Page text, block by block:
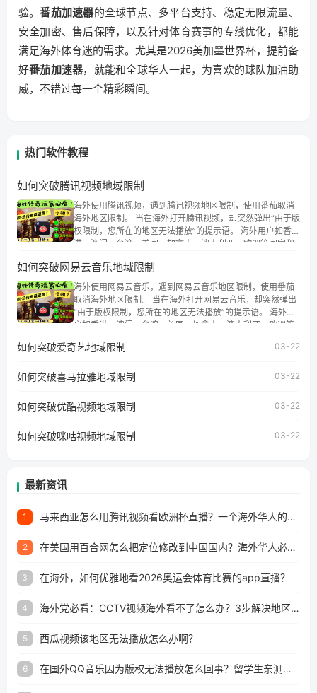
验。番茄加速器的全球节点、多平台支持、稳定无限流量、
安全加密、售后保障，以及针对体育赛事的专线优化，都能
满足海外体育迷的需求。尤其是2026美加墨世界杯，提前备
好番茄加速器，就能和全球华人一起，为喜欢的球队加油助
威，不错过每一个精彩瞬间。
热门软件教程
如何突破腾讯视频地域限制
海外使用腾讯视频，遇到腾讯视频地区限制，使用番茄取消
海外地区限制。 当在海外打开腾讯视频，却突然弹出“由于版
权限制，您所在的地区无法播放”的提示语。 海外用户如香
港、澳门、台湾、美国、加拿大、澳大利亚、欧洲等国家和
权限制问题，且仅能在中国大陆地区播放。 遇到这个问题的
朋友们，使用番茄回国加速器，即可解决「海外用户收听腾
讯视频地区版权限制」的问题，无论人在香港、澳门、台
湾、美国、加拿大、澳大利亚、欧洲等国家和地区工作、留
学、定居等，都可以使用，不再因地区和版权限制所困扰。
如何突破网易云音乐地域限制
海外使用网易云音乐，遇到网易云音乐地区限制，使用番茄
取消海外地区限制。 当在海外打开网易云音乐，却突然弹出
“由于版权限制，您所在的地区无法播放”的提示语。 海外用
户如香港、澳门、台湾、美国、加拿大、澳大利亚、欧洲等
地区及版权限制问题，且仅能在中国大陆地区播放。 遇到这
户收听网易云音乐地区版权限制」的问题，无论人在香港、
工作、留学、定居等，都可以使用，不再因地区和版权限制
所困扰。
如何突破爱奇艺地域限制 03-22
如何突破喜马拉雅地域限制 03-22
如何突破优酷视频地域限制 03-22
如何突破咪咕视频地域限制 03-22
最新资讯
1 马来西亚怎么用腾讯视频看欧洲杯直播？一个海外华人的真实困扰与破解
2 在美国用百合网怎么把定位修改到中国国内？海外华人必备的回国加速指南
3 在海外，如何优雅地看2026奥运会体育比赛的app直播？
4 海外党必看：CCTV视频海外看不了怎么办？3步解决地区限制+追剧自由
5 西瓜视频该地区无法播放怎么办啊？
6 在国外QQ音乐因为版权无法播放怎么回事？留学生亲测有效的解决办法